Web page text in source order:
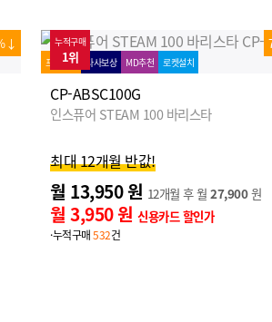
누적구매
1위
프로모션 타사보상 MD추천 로켓설치
CP-ABSC100G
인스퓨어 STEAM 100 바리스타
최대 12개월 반값!
월 13,950 원 12개월 후 월 27,900원
월 3,950 원 신용카드 할인가
·누적구매532건